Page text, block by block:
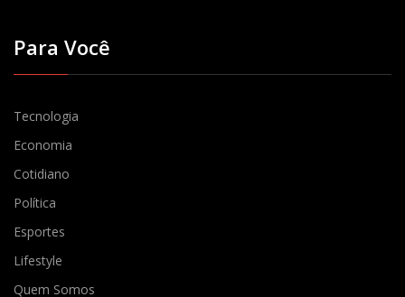
Para Você
Tecnologia
Economia
Cotidiano
Política
Esportes
Lifestyle
Quem Somos